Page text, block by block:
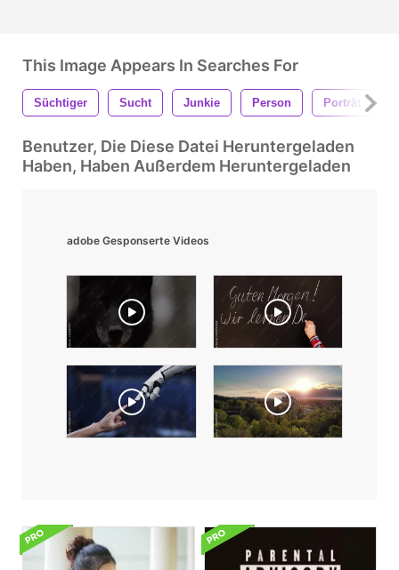
This Image Appears In Searches For
Süchtiger Sucht Junkie Person Porträt
Benutzer, Die Diese Datei Heruntergeladen
Haben, Haben Außerdem Heruntergeladen
adobe Gesponserte Videos